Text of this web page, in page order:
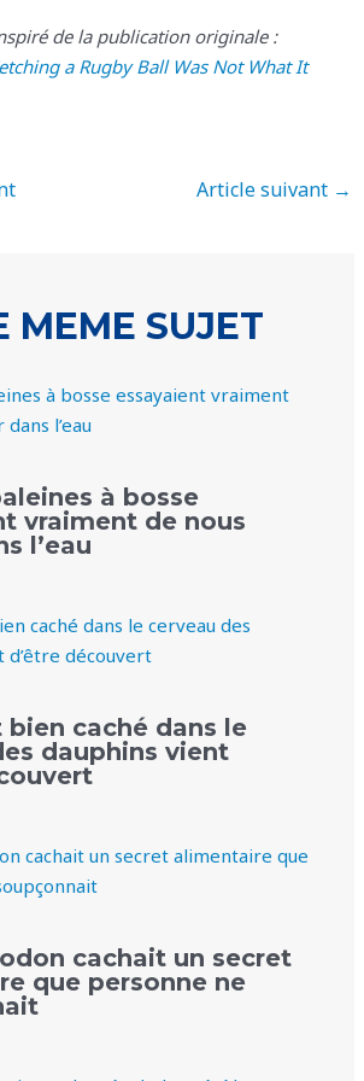
de la publication originale :
a Rugby Ball Was Not What It
Article suivant →
MEME SUJET
à bosse
vraiment de nous
l’eau
bien caché dans le
dauphins vient
cachait un secret
que personne ne